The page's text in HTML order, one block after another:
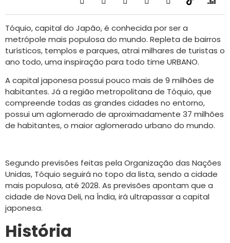
Tóquio, capital do Japão, é conhecida por ser a
metrópole mais populosa do mundo. Repleta de bairros
turísticos, templos e parques, atrai milhares de turistas o
ano todo, uma inspiração para todo time URBANO.
A capital japonesa possui pouco mais de 9 milhões de
habitantes. Já a região metropolitana de Tóquio, que
compreende todas as grandes cidades no entorno,
possui um aglomerado de aproximadamente 37 milhões
de habitantes, o maior aglomerado urbano do mundo.
Segundo previsões feitas pela Organização das Nações
Unidas, Tóquio seguirá no topo da lista, sendo a cidade
mais populosa, até 2028. As previsões apontam que a
cidade de Nova Deli, na Índia, irá ultrapassar a capital
japonesa.
História